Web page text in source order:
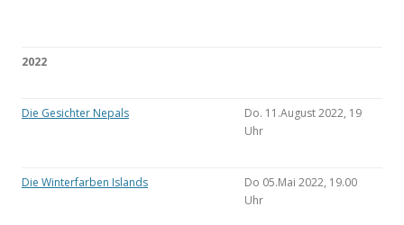
2022
Die Gesichter Nepals
Do. 11.August 2022, 19
Uhr
Die Winterfarben Islands
Do 05.Mai 2022, 19.00
Uhr